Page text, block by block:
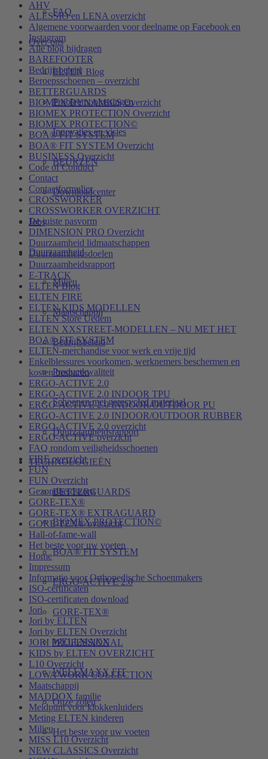
FAQ
Over ons
ELTEN Blog
Probleemoplossingen
Innovaties en visies
BEURZEN
Downloadcenter
Jobs
Duurzaamheid
Milieu
Maatschappij
Bedrijfsbeleid
Productkwaliteit
Schoenen met gerecycled materiaal
Duurzaamheidsrapport
TECHNOLOGIEËN
BETTERGUARDS
BIOMEX PROTECTION©
BOA® FIT SYSTEM
ERGO-ACTIVE 2.0
GORE-TEX®
WELLMAXX
WELLMAXX FIT
Onze zolen
Het beste voor uw voeten
AHV
ALESSIO en LENA overzicht
Algemene voorwaarden voor deelname op Facebook en
Instagram
Alle blog bijdragen
BAREFOOTER
Bedrijfsbeleid
Beroepsschoenen – overzicht
BETTERGUARDS
BIOMEX DYNAMICS Overzicht
BIOMEX PROTECTION Overzicht
BIOMEX PROTECTION©
BOA® FIT SYSTEM
BOA® FIT SYSTEM Overzicht
BUSINESS Overzicht
Code of Conduct
Contact
Contactformulier
CROSSWORKER
CROSSWORKER OVERZICHT
De juiste pasvorm
DIMENSION PRO Overzicht
Duurzaamheid lidmaatschappen
Duurzaamheidsdoelen
Duurzaamheidsrapport
E-TRACK
ELTEN Blog
ELTEN FIRE
ELTEN KIDS MODELLEN
ELTEN Store Uedem
ELTEN XXSTREET-MODELLEN – NU MET HET
BOA® FIT SYSTEM
ELTEN-merchandise voor werk en vrije tijd
Enkelblessures voorkomen, werknemers beschermen en
kosten besparen
ERGO-ACTIVE 2.0
ERGO-ACTIVE 2.0 INDOOR TPU
ERGO-ACTIVE 2.0 INDOOR/OUTDOOR PU
ERGO-ACTIVE 2.0 INDOOR/OUTDOOR RUBBER
ERGO-ACTIVE 2.0 overzicht
ERGO-ACTIVE overzicht
FAQ rondom veiligheidsschoenen
FIRE overzicht
FUN
FUN Overzicht
Gezondheidszorg
GORE-TEX®
GORE-TEX® EXTRAGUARD
GORE-TEX® overzicht
Hall-of-fame-wall
Het beste voor uw voeten
Home
Impressum
Informatie voor Orthopedische Schoenmakers
ISO-certificaten
ISO-certificaten download
Jori
Jori by ELTEN
Jori by ELTEN Overzicht
JORI PROFESSIONAL
KIDS by ELTEN OVERZICHT
L10 Overzicht
LOWA WORK COLLECTION
Maatschappij
MADDOX familie
Meldpunt voor klokkenluiders
Meting ELTEN kinderen
Milieu
MISS L10 Overzicht
NEW CLASSICS Overzicht